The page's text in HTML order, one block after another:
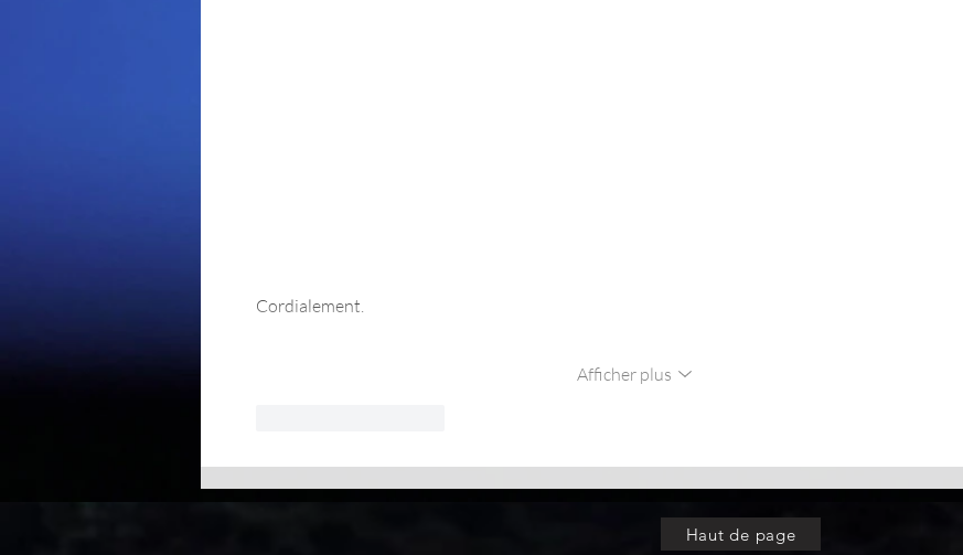
Cordialement.
Afficher plus
Haut de page